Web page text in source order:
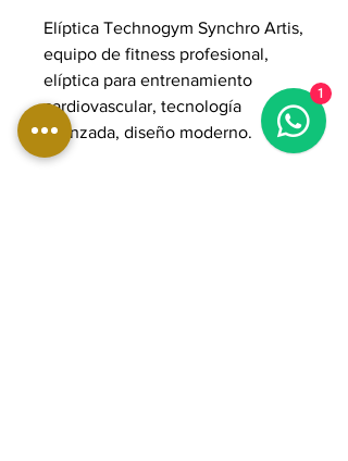
Elíptica Technogym Synchro Artis,
equipo de fitness profesional,
elíptica para entrenamiento
cardiovascular, tecnología
avanzada, diseño moderno.
1